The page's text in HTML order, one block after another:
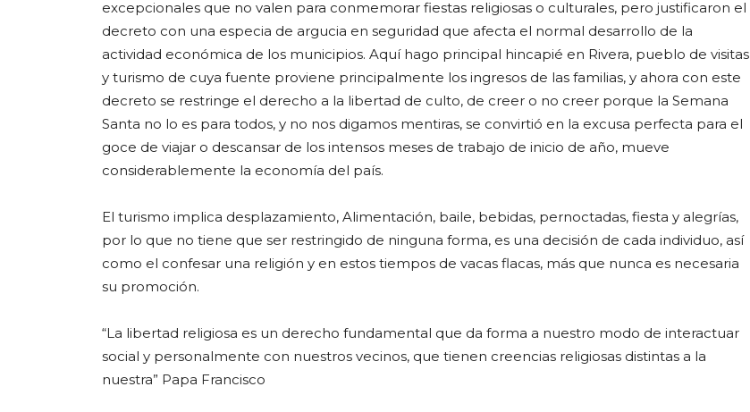
excepcionales que no valen para conmemorar fiestas religiosas o culturales, pero justificaron el
decreto con una especia de argucia en seguridad que afecta el normal desarrollo de la
actividad económica de los municipios. Aquí hago principal hincapié en Rivera, pueblo de visitas
y turismo de cuya fuente proviene principalmente los ingresos de las familias, y ahora con este
decreto se restringe el derecho a la libertad de culto, de creer o no creer porque la Semana
Santa no lo es para todos, y no nos digamos mentiras, se convirtió en la excusa perfecta para el
goce de viajar o descansar de los intensos meses de trabajo de inicio de año, mueve
considerablemente la economía del país.
El turismo implica desplazamiento, Alimentación, baile, bebidas, pernoctadas, fiesta y alegrías,
por lo que no tiene que ser restringido de ninguna forma, es una decisión de cada individuo, así
como el confesar una religión y en estos tiempos de vacas flacas, más que nunca es necesaria
su promoción.
“La libertad religiosa es un derecho fundamental que da forma a nuestro modo de interactuar
social y personalmente con nuestros vecinos, que tienen creencias religiosas distintas a la
nuestra” Papa Francisco